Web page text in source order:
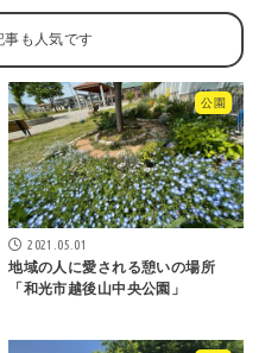
公園
2021.05.01
地域の人に愛される憩いの場所
「和光市越後山中央公園」